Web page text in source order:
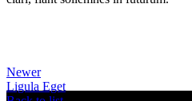
Newer
Ligula Eget